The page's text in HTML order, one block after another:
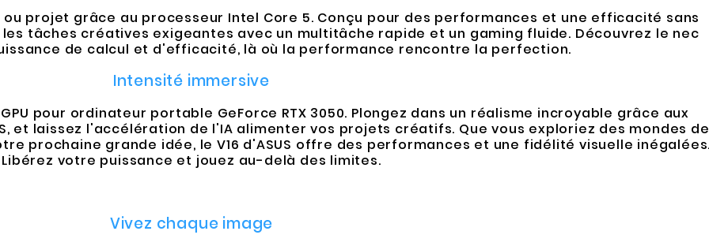
projet grâce au processeur Intel Core 5. Conçu pour des performances et une efficacité sans
tâches créatives exigeantes avec un multitâche rapide et un gaming fluide. Découvrez le nec
de calcul et d'efficacité, là où la performance rencontre la perfection.
Intensité immersive
pour ordinateur portable GeForce RTX 3050. Plongez dans un réalisme incroyable grâce aux
et laissez l'accélération de l'IA alimenter vos projets créatifs. Que vous exploriez des mondes de
prochaine grande idée, le V16 d'ASUS offre des performances et une fidélité visuelle
Libérez votre puissance et jouez au-delà des limites.
Vivez chaque image